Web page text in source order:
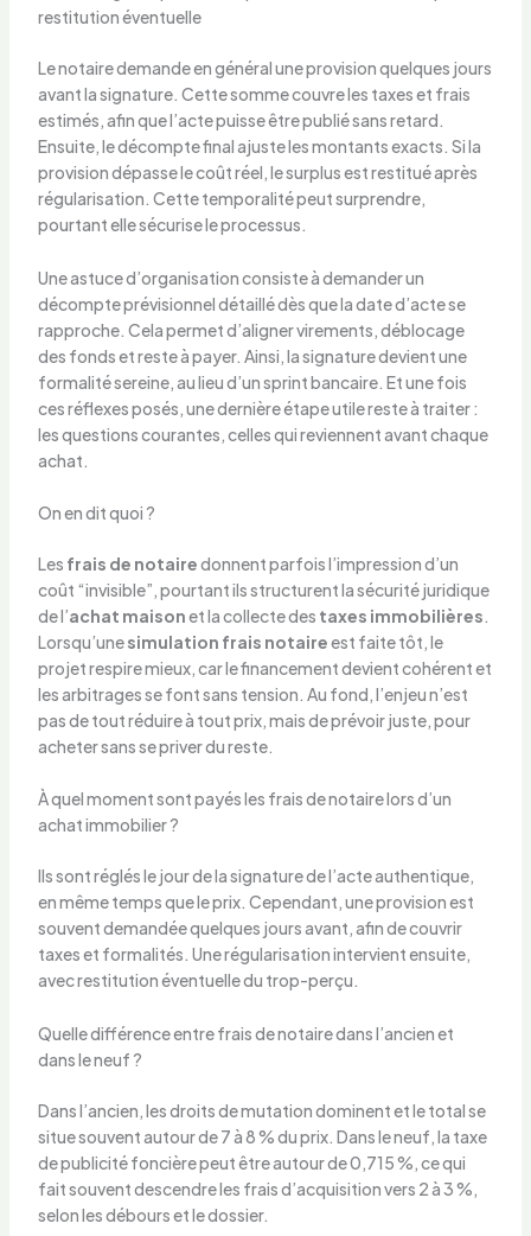
restitution éventuelle
Le notaire demande en général une provision quelques jours
avant la signature. Cette somme couvre les taxes et frais
estimés, afin que l’acte puisse être publié sans retard.
Ensuite, le décompte final ajuste les montants exacts. Si la
provision dépasse le coût réel, le surplus est restitué après
régularisation. Cette temporalité peut surprendre,
pourtant elle sécurise le processus.
Une astuce d’organisation consiste à demander un
décompte prévisionnel détaillé dès que la date d’acte se
rapproche. Cela permet d’aligner virements, déblocage
des fonds et reste à payer. Ainsi, la signature devient une
formalité sereine, au lieu d’un sprint bancaire. Et une fois
ces réflexes posés, une dernière étape utile reste à traiter :
les questions courantes, celles qui reviennent avant chaque
achat.
On en dit quoi ?
Les frais de notairedonnent parfois l’impression d’un
coût “invisible”, pourtant ils structurent la sécurité juridique
de l’achat maisonet la collecte des taxes immobilières.
Lorsqu’unesimulation frais notaireest faite tôt, le
projet respire mieux, car le financement devient cohérent et
les arbitrages se font sans tension. Au fond, l’enjeu n’est
pas de tout réduire à tout prix, mais de prévoir juste, pour
acheter sans se priver du reste.
À quel moment sont payés les frais de notaire lors d’un
achat immobilier ?
Ils sont réglés le jour de la signature de l’acte authentique,
en même temps que le prix. Cependant, une provision est
souvent demandée quelques jours avant, afin de couvrir
taxes et formalités. Une régularisation intervient ensuite,
avec restitution éventuelle du trop-perçu.
Quelle différence entre frais de notaire dans l’ancien et
dans le neuf ?
Dans l’ancien, les droits de mutation dominent et le total se
situe souvent autour de 7 à 8 % du prix. Dans le neuf, la taxe
de publicité foncière peut être autour de 0,715 %, ce qui
fait souvent descendre les frais d’acquisition vers 2 à 3 %,
selon les débours et le dossier.